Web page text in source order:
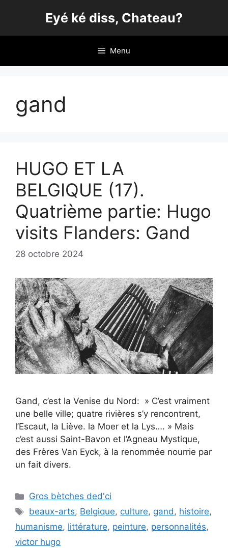
Eyé ké diss, Chateau?
Menu
gand
HUGO ET LA
BELGIQUE (17).
Quatrième partie: Hugo
visits Flanders: Gand
28 octobre 2024
Gand, c’est la Venise du Nord: » C’est vraiment
une belle ville; quatre rivières s’y rencontrent,
l’Escaut, la Liève. la Moer et la Lys…. » Mais
c’est aussi Saint-Bavon et l’Agneau Mystique,
des Frères Van Eyck, à la renommée nourrie par
un fait divers.
Catégories
Gros bètches ded'ci
Étiquettes
beaux-arts, Belgique, culture, gand, histoire,
humanisme, littérature, peinture, personnalités,
victor hugo